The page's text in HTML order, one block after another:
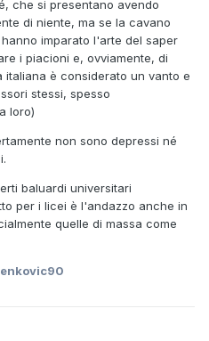
che si presentano avendo
di niente, ma se la cavano
imparato l'arte del saper
i piacioni e, ovviamente, di
è considerato un vanto e
stessi, spesso
loro)
non sono depressi né
baluardi universitari
per i licei è l'andazzo anche in
quelle di massa come